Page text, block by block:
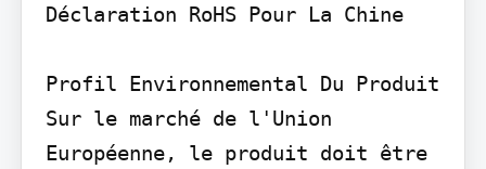
Déclaration RoHS Pour La Chine
Profil Environnemental Du Produit
Sur le marché de l'Union
Européenne, le produit doit être